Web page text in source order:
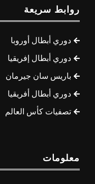
روابط سريعة
دوري أبطال أوروبا
دوري أبطال إفريقيا
باريس سان جيرمان
دوري أبطال أفريقيا
تصفيات كأس العالم
معلومات